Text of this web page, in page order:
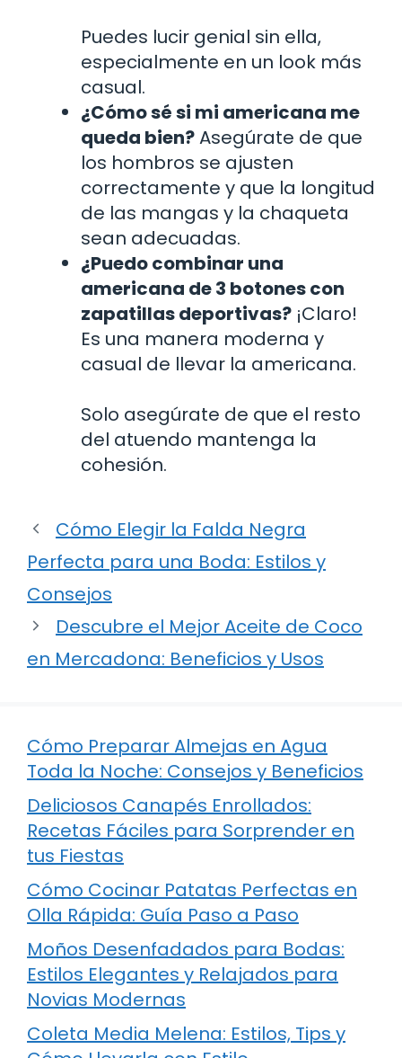
Puedes lucir genial sin ella,
especialmente en un look más
casual.
¿Cómo sé si mi americana me
queda bien?Asegúrate de que
los hombros se ajusten
correctamente y que la longitud
de las mangas y la chaqueta
sean adecuadas.
¿Puedo combinar una
americana de 3 botones con
zapatillas deportivas? ¡Claro!
Es una manera moderna y
casual de llevar la americana.
Solo asegúrate de que el resto
del atuendo mantenga la
cohesión.
Cómo Elegir la Falda Negra
Perfecta para una Boda: Estilos y
Consejos
Descubre el Mejor Aceite de Coco
en Mercadona: Beneficios y Usos
Cómo Preparar Almejas en Agua
Toda la Noche: Consejos y Beneficios
Deliciosos Canapés Enrollados:
Recetas Fáciles para Sorprender en
tus Fiestas
Cómo Cocinar Patatas Perfectas en
Olla Rápida: Guía Paso a Paso
Moños Desenfadados para Bodas:
Estilos Elegantes y Relajados para
Novias Modernas
Coleta Media Melena: Estilos, Tips y